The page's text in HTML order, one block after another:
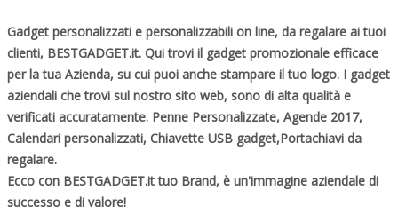
Gadget personalizzati e personalizzabili on line, da regalare ai tuoi
clienti, BESTGADGET.it. Qui trovi il gadget promozionale efficace
per la tua Azienda, su cui puoi anche stampare il tuo logo. I gadget
aziendali che trovi sul nostro sito web, sono di alta qualità e
verificati accuratamente. Penne Personalizzate, Agende 2017,
Calendari personalizzati, Chiavette USB gadget,Portachiavi da
regalare.
Ecco con BESTGADGET.it tuo Brand, è un'immagine aziendale di
successo e di valore!